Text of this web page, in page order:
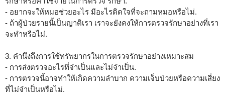
- อยากจะให้หมอช่วยอะไร มีอะไรติดใจที่จะถามหมอหรือไม่.
- ถ้าผู้ป่วยรายนี้เป็นญาติเรา เราจะยังคงให้การตรวจรักษาอย่างที่เรา
จะทำหรือไม่.
3. คำนึงถึงการใช้ทรัพยากรในการตรวจรักษาอย่างเหมาะสม
- การส่งตรวจอะไรที่จำเป็นและไม่จำเป็น.
- การตรวจนี้อาจทำให้เกิดความลำบาก ความเจ็บป่วยหรือความเสี่ยง
ที่ไม่จำเป็นหรือไม่.